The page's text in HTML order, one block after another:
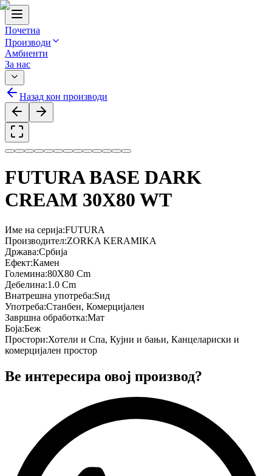
Почетна
Производи
Амбиенти
За нас
Назад кон производи
FUTURA BASE DARK
CREAM 30X80 WT
Име на серија:FUTURA
Производител:ZORKA KERAMIKA
Држава:Србија
Ефект:Камен
Големина:80X80 Cm
Дебелина:1.0 Cm
Внатрешна употреба:Ѕид
Употреба:Станбен, Комерцијален
Завршна обработка:Мат
Боја:Беж
Простори:Хотели и Спа, Кујни и бањи, Канцелариски и
комерцијален простор
Ве интересира овој производ?